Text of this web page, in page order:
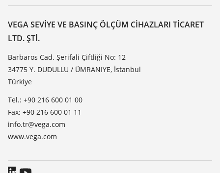
Dirençlilik listesi
Dielektrisite listesi
TeamViewer
VEGA hakkında
Iletisim
Haber makaleleri
Basin
Blog
VEGA SEVIYE VE BASINÇ ÖLÇÜM CIHAZLARI TICARET
LTD. ŞTI.
Barbaros Cad. Şerifali Çiftliği No: 12
34775 Y. DUDULLU / ÜMRANIYE, İstanbul
Türkiye
Tel.: +90 216 600 01 00
Fax: +90 216 600 01 11
info.tr@vega.com
www.vega.com